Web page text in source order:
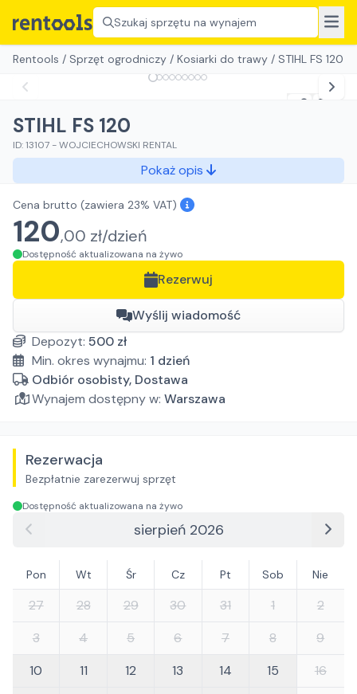
Szukaj sprzętu na wynajem
Rentools / Sprzęt ogrodniczy / Kosiarki do trawy / STIHL FS 120
STIHL FS 120
ID:13107 -WOJCIECHOWSKI RENTAL
Pokaż opis
Cena brutto (zawiera 23% VAT)
120,00 zł/dzień
Dostępność aktualizowana na żywo
Rezerwuj
Wyślij wiadomość
Depozyt: 500 zł
Min. okres wynajmu: 1 dzień
Odbiór osobisty, Dostawa
Wynajem dostępny w: Warszawa
Rezerwacja
Bezpłatnie zarezerwuj sprzęt
Dostępność aktualizowana na żywo
sierpień 2026
Pon Wt Śr Cz Pt Sob Nie
27 28 29 30 31 1
2
3
4 5 6 7 8
9
10
11 12 13 14 15
16